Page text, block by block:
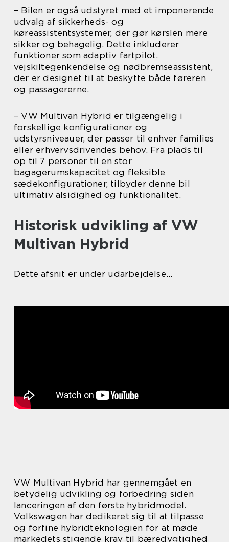
– Bilen er også udstyret med et imponerende
udvalg af sikkerheds- og
køreassistentsystemer, der gør kørslen mere
sikker og behagelig. Dette inkluderer
funktioner som adaptiv fartpilot,
vejskiltegenkendelse og nødbremseassistent,
der er designet til at beskytte både føreren
og passagererne.
– VW Multivan Hybrid er tilgængelig i
forskellige konfigurationer og
udstyrsniveauer, der passer til enhver families
eller erhvervsdrivendes behov. Fra plads til
op til 7 personer til en stor
bagagerumskapacitet og fleksible
sædekonfigurationer, tilbyder denne bil
ultimativ alsidighed og funktionalitet.
Historisk udvikling af VW
Multivan Hybrid
Dette afsnit er under udarbejdelse…
VW Multivan Hybrid har gennemgået en
betydelig udvikling og forbedring siden
lanceringen af den første hybridmodel.
Volkswagen har dedikeret sig til at tilpasse
og forfine hybridteknologien for at møde
markedets stigende krav til bæredygtighed